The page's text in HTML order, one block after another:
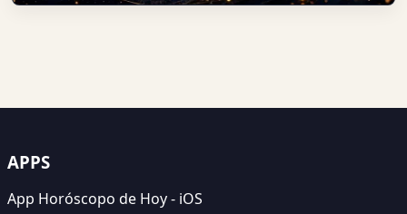
APPS
App Horóscopo de Hoy - iOS